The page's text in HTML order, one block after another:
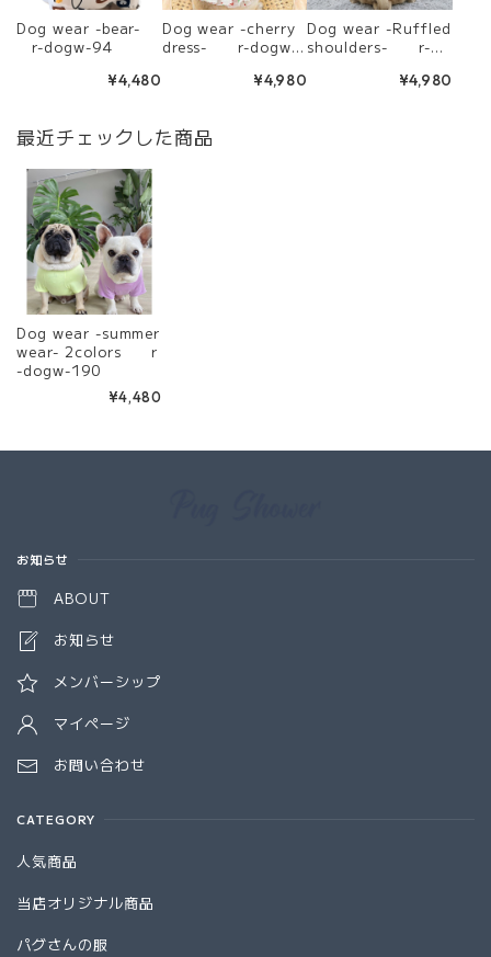
Dog wear -bear-
r-dogw-94
¥4,480
Dog wear -cherry
dress- r-dogw-
¥4,980
Dog wear -Ruffled
shoulders- r-do
¥4,980
最近チェックした商品
Dog wear -summer
wear- 2colors r
-dogw-190
¥4,480
お知らせ
ABOUT
お知らせ
メンバーシップ
マイページ
お問い合わせ
CATEGORY
人気商品
当店オリジナル商品
パグさんの服